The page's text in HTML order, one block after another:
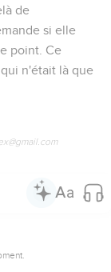
de
si elle
point. Ce
n'était là que